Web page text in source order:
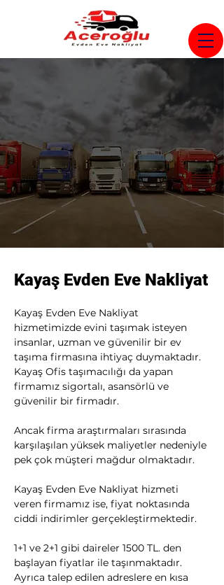
Kayaş Evden Eve Nakliyat
Kayaş Evden Eve Nakliyat
hizmetimizde evini taşımak isteyen
insanlar, uzman ve güvenilir bir ev
taşıma firmasına ihtiyaç duymaktadır.
Kayaş Ofis taşımacılığı da yapan
firmamız sigortalı, asansörlü ve
güvenilir bir firmadır.
​Ancak firma araştırmaları sırasında
karşılaşılan yüksek maliyetler nedeniyle
pek çok müşteri mağdur olmaktadır.
Kayaş Evden Eve Nakliyat hizmeti
veren firmamız ise, fiyat noktasında
ciddi indirimler gerçekleştirmektedir.
1+1 ve 2+1 gibi daireler 1500 TL. den
başlayan fiyatlar ile taşınmaktadır.
Ayrıca talep edilen adreslere en kısa